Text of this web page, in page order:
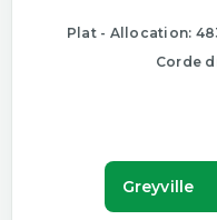
Plat - Allocation:
Corde
Greyville